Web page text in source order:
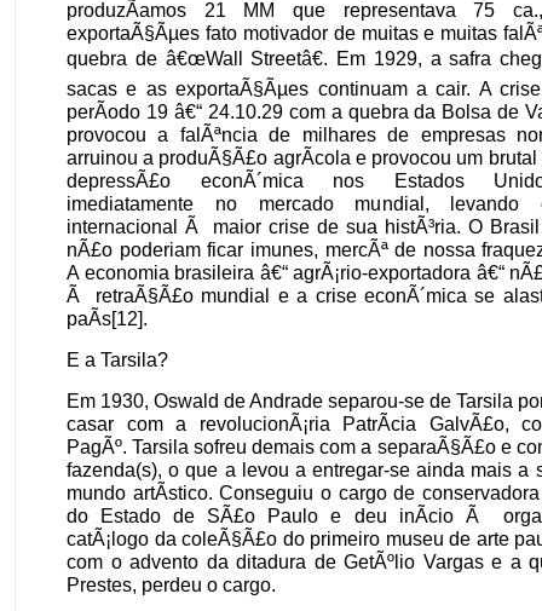
produzÃ­amos 21 MM que representava 75
exportaÃ§Ãµes fato motivador de muitas e muitas
quebra de â€œWall Streetâ€. Em 1929, a safra
sacas e as exportaÃ§Ãµes continuam a cair. A
perÃ­odo 19 â€“ 24.10.29 com a quebra da Bolsa de
provocou a falÃªncia de milhares de empresas
arruinou a produÃ§Ã£o agrÃ­cola e provocou um brutal
depressÃ£o econÃ´mica nos Estados
imediatamente no mercado mundial, levando
internacional Ã maior crise de sua histÃ³ria. O
nÃ£o poderiam ficar imunes, mercÃª de nossa
A economia brasileira â€“ agrÃ¡rio-exportadora â€“
Ã retraÃ§Ã£o mundial e a crise econÃ´mica se
paÃ­s[12].
E a Tarsila?
Em 1930, Oswald de Andrade separou-se de Tarsila
casar com a revolucionÃ¡ria PatrÃ­cia GalvÃ£o,
PagÃº. Tarsila sofreu demais com a separaÃ§Ã£o e
fazenda(s), o que a levou a entregar-se ainda mais a
mundo artÃ­stico. Conseguiu o cargo de
do Estado de SÃ£o Paulo e deu inÃ­cio Ã
catÃ¡logo da coleÃ§Ã£o do primeiro museu de arte
com o advento da ditadura de GetÃºlio Vargas e a
Prestes, perdeu o cargo.